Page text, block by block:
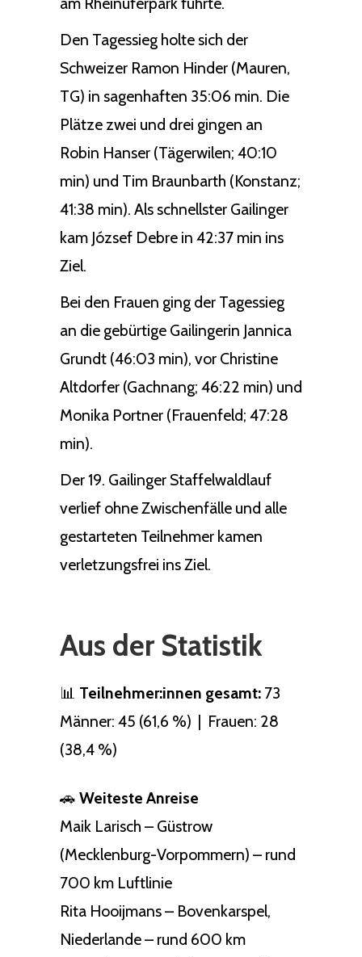
Den Tagessieg holte sich der
Schweizer Ramon Hinder (Mauren,
TG) in sagenhaften 35:06 min. Die
Plätze zwei und drei gingen an
Robin Hanser (Tägerwilen; 40:10
min) und Tim Braunbarth (Konstanz;
41:38 min). Als schnellster Gailinger
kam József Debre in 42:37 min ins
Ziel.
Bei den Frauen ging der Tagessieg
an die gebürtige Gailingerin Jannica
Grundt (46:03 min), vor Christine
Altdorfer (Gachnang; 46:22 min) und
Monika Portner (Frauenfeld; 47:28
min).
Der 19. Gailinger Staffelwaldlauf
verlief ohne Zwischenfälle und alle
gestarteten Teilnehmer kamen
verletzungsfrei ins Ziel.
Aus der Statistik
📊 Teilnehmer:innen gesamt: 73
Männer: 45 (61,6 %) | Frauen: 28
(38,4 %)
🚗 Weiteste Anreise
Maik Larisch – Güstrow
(Mecklenburg-Vorpommern) – rund
700 km Luftlinie
Rita Hooijmans – Bovenkarspel,
Niederlande – rund 600 km